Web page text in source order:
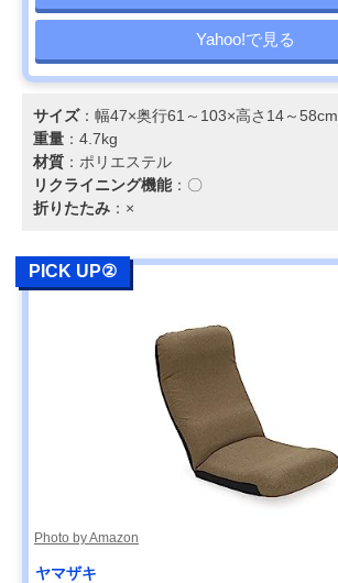
Yahoo!で見る
サイズ：幅47×奥行61～103×高さ14～58cm
重量 ：4.7kg
材質 ：ポリエステル
リクライニング機能：〇
折りたたみ ：×
PICK UP②
Photo by Amazon
ヤマザキ